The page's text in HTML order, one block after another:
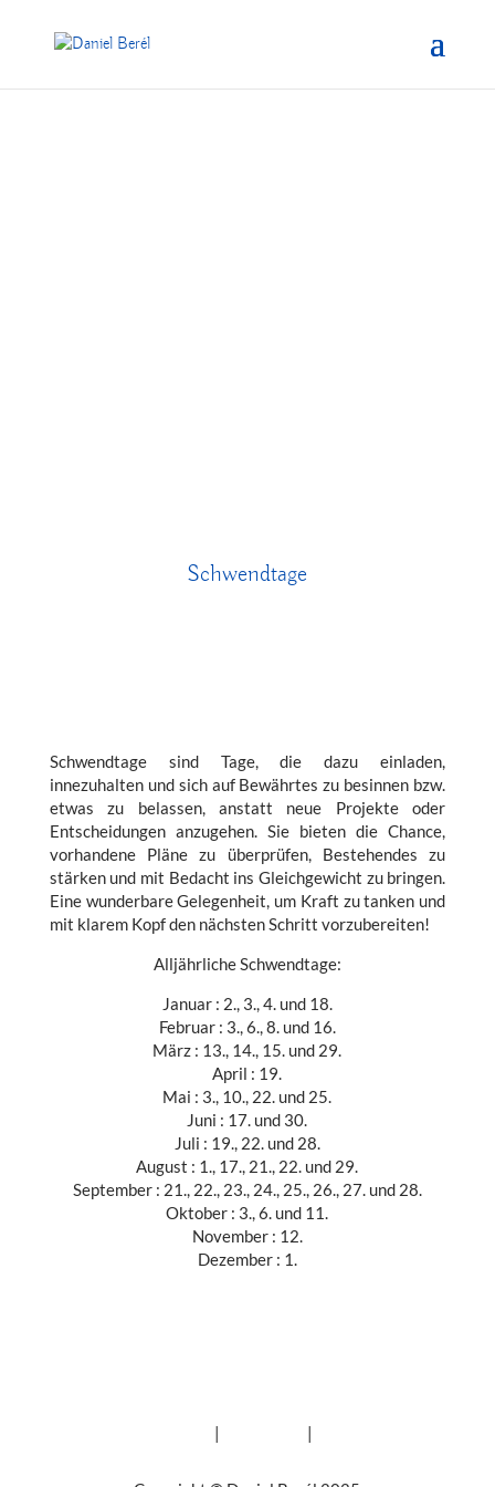
Schwendtage
Schwendtage sind Tage, die dazu einladen,
innezuhalten und sich auf Bewährtes zu besinnen bzw.
etwas zu belassen, anstatt neue Projekte oder
Entscheidungen anzugehen. Sie bieten die Chance,
vorhandene Pläne zu überprüfen, Bestehendes zu
stärken und mit Bedacht ins Gleichgewicht zu bringen.
Eine wunderbare Gelegenheit, um Kraft zu tanken und
mit klarem Kopf den nächsten Schritt vorzubereiten!
Alljährliche Schwendtage:
Januar : 2., 3., 4. und 18.
Februar : 3., 6., 8. und 16.
März : 13., 14., 15. und 29.
April : 19.
Mai : 3., 10., 22. und 25.
Juni : 17. und 30.
Juli : 19., 22. und 28.
August : 1., 17., 21., 22. und 29.
September : 21., 22., 23., 24., 25., 26., 27. und 28.
Oktober : 3., 6. und 11.
November : 12.
Dezember : 1.
| |